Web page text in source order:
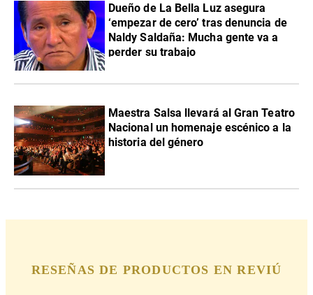
Dueño de La Bella Luz asegura
‘empezar de cero’ tras denuncia de
Naldy Saldaña: Mucha gente va a
perder su trabajo
Maestra Salsa llevará al Gran Teatro
Nacional un homenaje escénico a la
historia del género